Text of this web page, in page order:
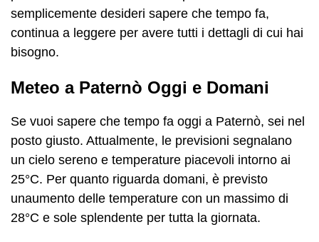
semplicemente desideri sapere che tempo fa,
continua a leggere per avere tutti i dettagli di cui hai
bisogno.
Meteo a Paternò Oggi e Domani
Se vuoi sapere che tempo fa oggi a Paternò, sei nel
posto giusto. Attualmente, le previsioni segnalano
un cielo sereno e temperature piacevoli intorno ai
25°C. Per quanto riguarda domani, è previsto
unaumento delle temperature con un massimo di
28°C e sole splendente per tutta la giornata.